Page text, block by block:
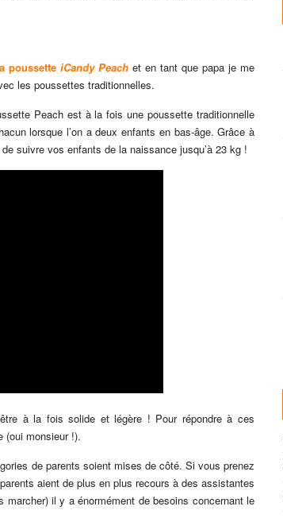
poussette iCandy Peachet en tant que papa je me
les poussettes traditionnelles.
Peach est à la fois une poussette traditionnelle
lorsque l’on a deux enfants en bas-âge. Grâce à
suivre vos enfants de la naissance jusqu’à 23 kg !
à la fois solide et légère ! Pour répondre à ces
(oui monsieur !).
de parents soient mises de côté. Si vous prenez
aient de plus en plus recours à des assistantes
il y a énormément de besoins concernant le